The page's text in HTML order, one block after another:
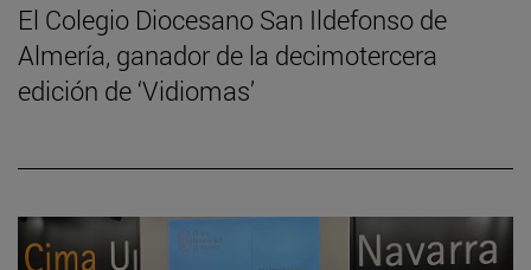
El Colegio Diocesano San Ildefonso de
Almería, ganador de la decimotercera
edición de ‘Vidiomas’